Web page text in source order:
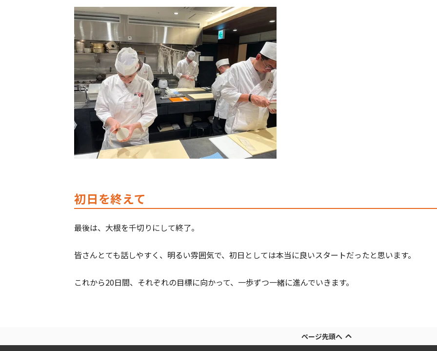
初日を終えて
最後は、大根を千切りにして終了。
皆さんとても話しやすく、明るい雰囲気で、初日としては本当に良いスタートだったと思います。
これから20日間、それぞれの目標に向かって、一歩ずつ一緒に進んでいきます。
ページ先頭へ